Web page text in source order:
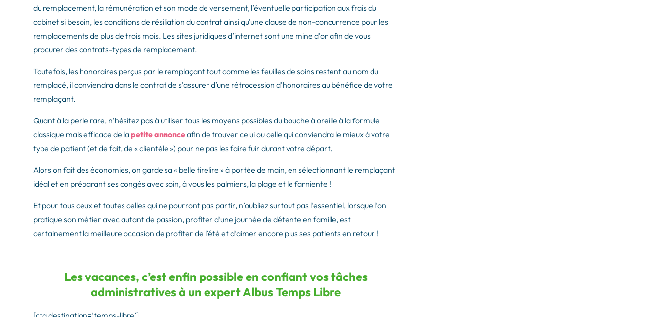
du remplacement, la rémunération et son mode de versement, l’éventuelle participation aux frais du
cabinet si besoin, les conditions de résiliation du contrat ainsi qu’une clause de non-concurrence pour les
remplacements de plus de trois mois. Les sites juridiques d’internet sont une mine d’or afin de vous
procurer des contrats-types de remplacement.
Toutefois, les honoraires perçus par le remplaçant tout comme les feuilles de soins restent au nom du
remplacé, il conviendra dans le contrat de s’assurer d’une rétrocession d’honoraires au bénéfice de votre
remplaçant.
Quant à la perle rare, n’hésitez pas à utiliser tous les moyens possibles du bouche à oreille à la formule
classique mais efficace de la petite annonceafin de trouver celui ou celle qui conviendra le mieux à votre
type de patient (et de fait, de « clientèle ») pour ne pas les faire fuir durant votre départ.
Alors on fait des économies, on garde sa « belle tirelire » à portée de main, en sélectionnant le remplaçant
idéal et en préparant ses congés avec soin, à vous les palmiers, la plage et le farniente !
Et pour tous ceux et toutes celles qui ne pourront pas partir, n’oubliez surtout pas l’essentiel, lorsque l’on
pratique son métier avec autant de passion, profiter d’une journée de détente en famille, est
certainement la meilleure occasion de profiter de l’été et d’aimer encore plus ses patients en retour !
Les vacances, c’est enfin possible en confiant vos tâches
administratives à un expert Albus Temps Libre